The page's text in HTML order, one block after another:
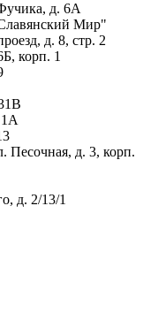
д. 6А
Мир"
д. 8, стр. 2
корп. 1
Песочная, д. 3, корп.
д. 2/13/1